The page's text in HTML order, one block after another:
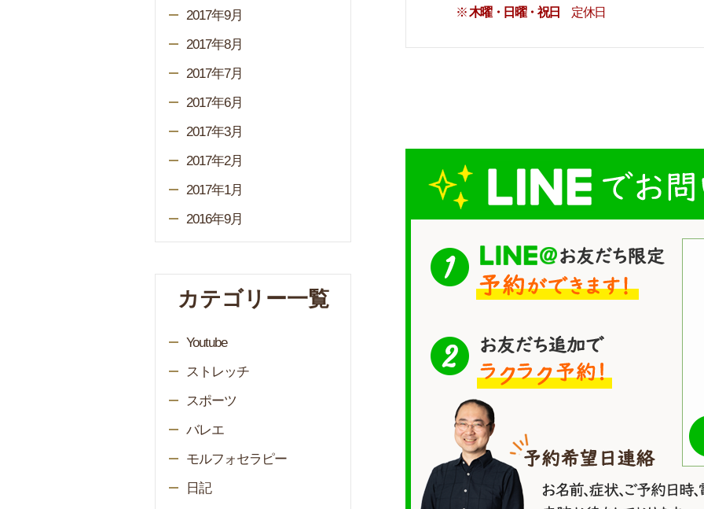
※木曜・日曜・祝日 定休日
2017年9月
2017年8月
2017年7月
2017年6月
2017年3月
2017年2月
2017年1月
2016年9月
カテゴリー一覧
Youtube
ストレッチ
スポーツ
バレエ
モルフォセラピー
日記